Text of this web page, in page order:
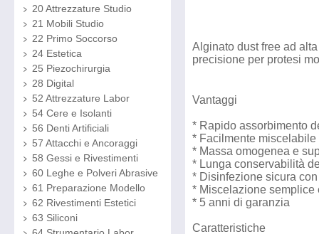
20 Attrezzature Studio
21 Mobili Studio
22 Primo Soccorso
24 Estetica
25 Piezochirurgia
28 Digital
52 Attrezzature Labor
54 Cere e Isolanti
56 Denti Artificiali
57 Attacchi e Ancoraggi
58 Gessi e Rivestimenti
60 Leghe e Polveri Abrasive
61 Preparazione Modello
62 Rivestimenti Estetici
63 Siliconi
Alginato dust free ad
precisione per protesi
Vantaggi
* Rapido assorbimento
* Facilmente miscelabile
* Massa omogenea e
* Lunga conservabilità
* Disinfezione sicura
* Miscelazione semplice
* 5 anni di garanzia
Caratteristiche